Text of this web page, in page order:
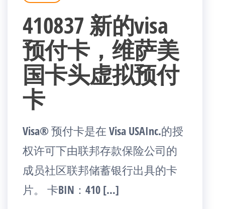
410837 新的visa
预付卡，维萨美
国卡头虚拟预付
卡
Visa® 预付卡是在 Visa USAInc.的授
权许可下由联邦存款保险公司的
成员社区联邦储蓄银行出具的卡
片。 卡BIN：410 […]